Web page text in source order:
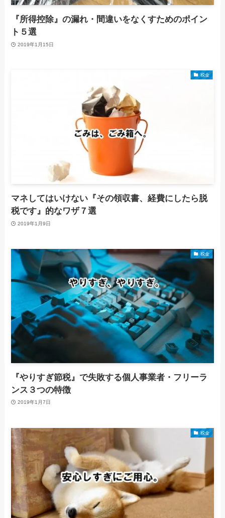
『所得控除』の漏れ・間違いをなくすためのポイン
ト５選
2019年1月15日
税金
マネしてはいけない『その領収書、経費にしたら脱
税です』的なワザ７選
2019年1月9日
税金
『やりすぎ節税』で失敗する個人事業者・フリーラ
ンス３つの特徴
2019年1月7日
税金